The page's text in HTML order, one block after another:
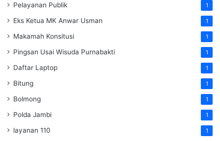
Pelayanan Publik 1
Eks Ketua MK Anwar Usman 1
Makamah Konsitusi 1
Pingsan Usai Wisuda Purnabakti 1
Daftar Laptop 1
Bitung 1
Bolmong 1
Polda Jambi 1
layanan 110 1